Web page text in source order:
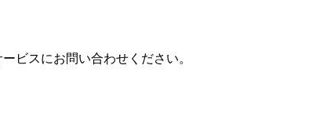
ビスにお問い合わせください。